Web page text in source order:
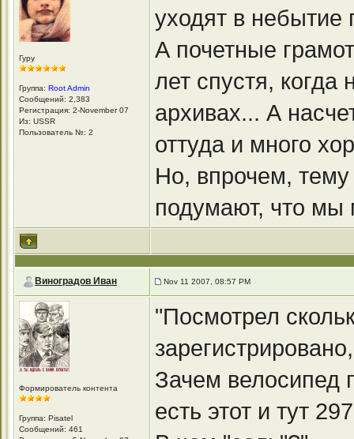
Гуру
Группа: Root Admin
Сообщений: 2,383
Регистрация: 2-November 07
Из: USSR
Пользователь №: 2
уходят в небытие
А почетные
лет спустя,
архивах... А
оттуда и много
Но, впрочем,
подумают, что
Виноградов Иван Nov 11 2007, 08:57 PM
Формирователь контента
Группа: Pisatel
Сообщений: 461
"Посмотрел
Зачем велосипед
есть этот и тут